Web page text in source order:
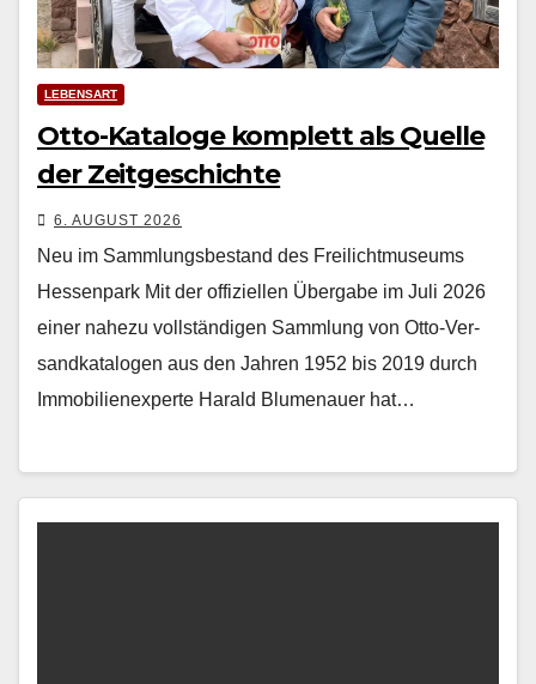
LEBENSART
Otto-Kataloge komplett als Quelle
der Zeitgeschichte
6. AUGUST 2026
Neu im Sammlungsbestand des Freilichtmuseums
Hessenpark Mit der offiziellen Über­gabe im Juli 2026
ein­er nahezu voll­ständi­gen Samm­lung von Otto-Ver­
sand­kat­a­lo­gen aus den Jahren 1952 bis 2019 durch
Immo­bilienex­perte Har­ald Blu­me­nauer hat…